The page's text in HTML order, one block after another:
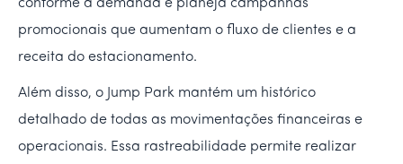
conforme a demanda e planeja campanhas
promocionais que aumentam o fluxo de clientes e a
receita do estacionamento.
Além disso, o Jump Park mantém um histórico
detalhado de todas as movimentações financeiras e
operacionais. Essa rastreabilidade permite realizar